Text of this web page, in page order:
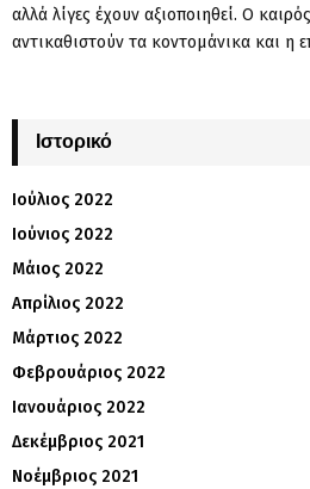
αλλά λίγες έχουν αξιοποιηθεί. Ο
αντικαθιστούν τα κοντομάνικα και η
Ιστορικό
Ιούλιος 2022
Ιούνιος 2022
Μάιος 2022
Απρίλιος 2022
Μάρτιος 2022
Φεβρουάριος 2022
Ιανουάριος 2022
Δεκέμβριος 2021
Νοέμβριος 2021